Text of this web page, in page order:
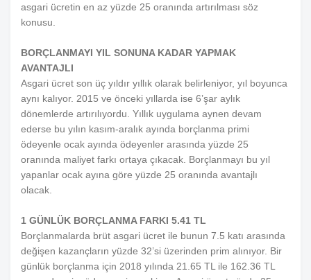
asgari ücretin en az yüzde 25 oranında artırılması söz
konusu.
BORÇLANMAYI YIL SONUNA KADAR YAPMAK
AVANTAJLI
Asgari ücret son üç yıldır yıllık olarak belirleniyor, yıl boyunca
aynı kalıyor. 2015 ve önceki yıllarda ise 6’şar aylık
dönemlerde artırılıyordu. Yıllık uygulama aynen devam
ederse bu yılın kasım-aralık ayında borçlanma primi
ödeyenle ocak ayında ödeyenler arasında yüzde 25
oranında maliyet farkı ortaya çıkacak. Borçlanmayı bu yıl
yapanlar ocak ayına göre yüzde 25 oranında avantajlı
olacak.
1 GÜNLÜK BORÇLANMA FARKI 5.41 TL
Borçlanmalarda brüt asgari ücret ile bunun 7.5 katı arasında
değişen kazançların yüzde 32’si üzerinden prim alınıyor. Bir
günlük borçlanma için 2018 yılında 21.65 TL ile 162.36 TL